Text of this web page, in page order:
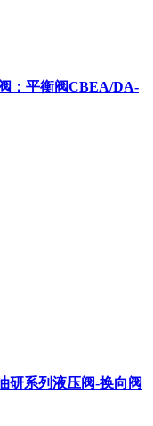
：平衡阀CBEA/DA-
研系列液压阀-换向阀